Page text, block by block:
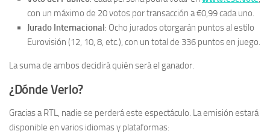
con un máximo de 20 votos por transacción a €0,99 cada uno.
Jurado Internacional: Ocho jurados otorgarán puntos al estilo
Eurovisión (12, 10, 8, etc.), con un total de 336 puntos en juego.
La suma de ambos decidirá quién será el ganador.
¿Dónde Verlo?
Gracias a RTL, nadie se perderá este espectáculo. La emisión estará
disponible en varios idiomas y plataformas: